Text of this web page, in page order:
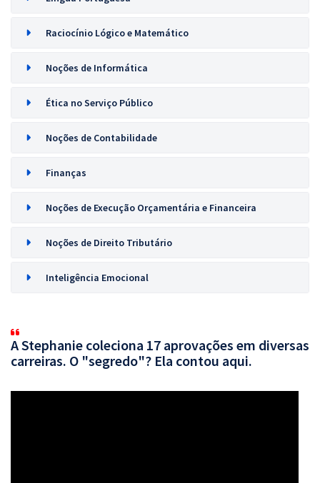
Raciocínio Lógico e Matemático
Noções de Informática
Ética no Serviço Público
Noções de Contabilidade
Finanças
Noções de Execução Orçamentária e Financeira
Noções de Direito Tributário
Inteligência Emocional
A Stephanie coleciona 17 aprovações em diversas
carreiras. O "segredo"? Ela contou aqui.